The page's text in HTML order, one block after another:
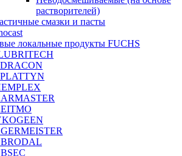
растворителей)
смазки и пасты
локальные продукты FUCHS